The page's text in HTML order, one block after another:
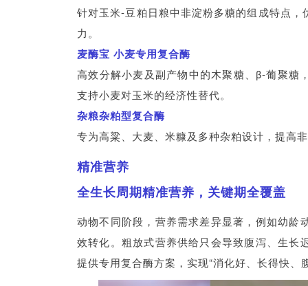
针对玉米-豆粕日粮中非淀粉多糖的组成特点
力。
麦酶宝 小麦专用复合酶
高效分解小麦及副产物中的木聚糖、β-葡聚糖
支持小麦对玉米的经济性替代。
杂粮杂粕型复合酶
专为高粱、大麦、米糠及多种杂粕设计，提高
精准营养
全生长周期精准营养，关键期全覆盖
动物不同阶段，营养需求差异显著，例如幼龄
效转化。粗放式营养供给只会导致腹泻、生长
提供专用复合酶方案，实现“消化好、长得快、